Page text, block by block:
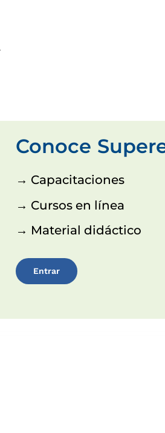
Conoce
→ Capacitaciones
→ Cursos en línea
→ Material didáctico
Entrar